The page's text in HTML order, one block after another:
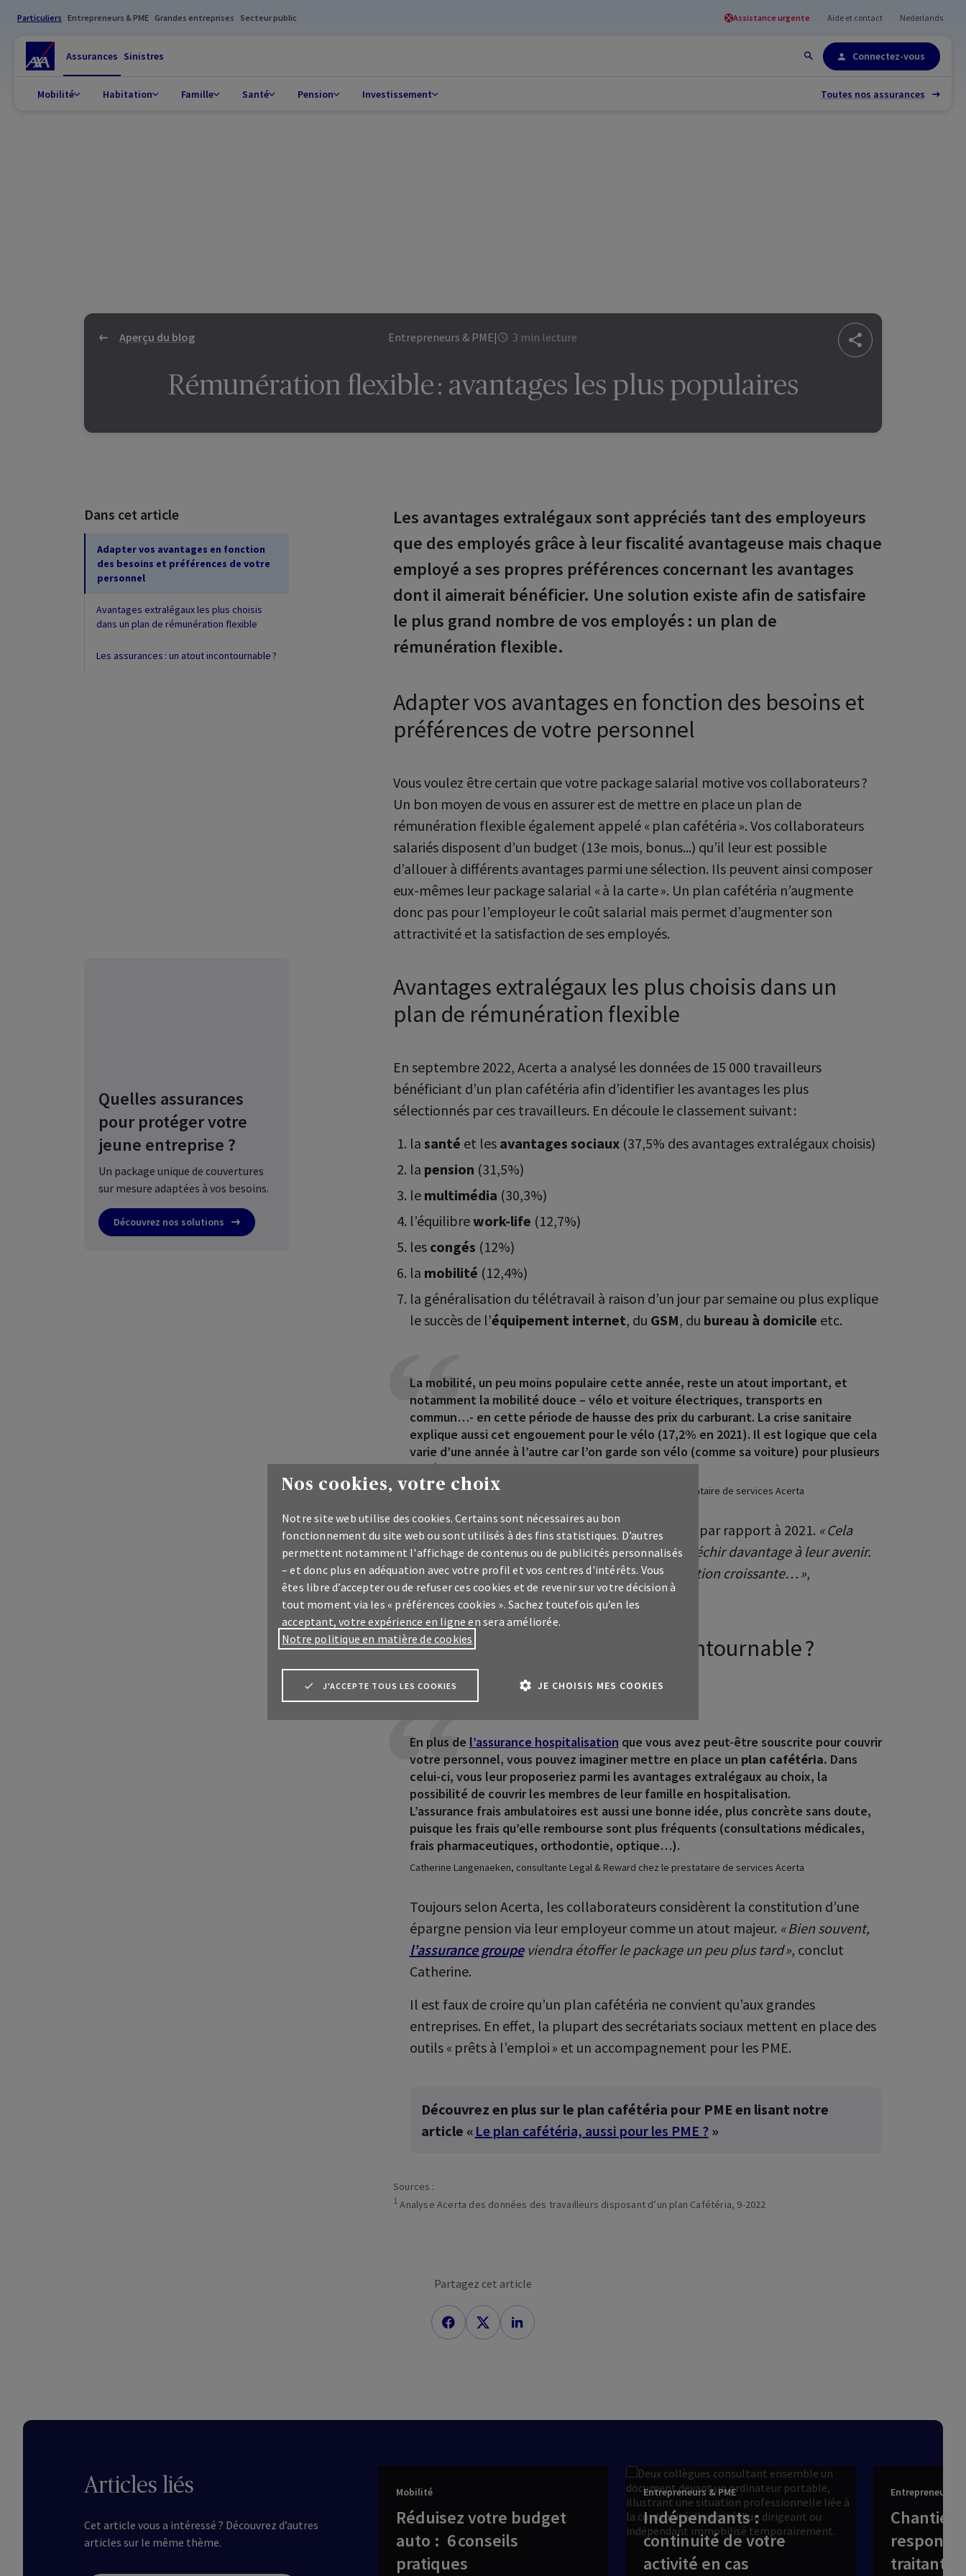
Particuliers Entrepreneurs & PME Grandes entreprises Secteur public Assistance urgente Aide et contact Nederlands
Assurances Sinistres Connectez-vous
Mobilité Habitation Famille Santé Pension Investissement Toutes nos assurances
Tout sur vos assurances en tant
Que pouvez-vous faire dans votre espace client
Découvrez-le sans tarder
AXA Pro
Tout sur vos assurances
Benefits
Gérez les assurances collectives
souscrites pour vos employés
Gérez vos assurances santé
Découvrez les services en ligne pour votre
entreprise, vous-même et vos employés
Découvrez-le sans tarder
Aperçu du blog Entrepreneurs & PME| 3 min lecture
Rémunération flexible : avantages les plus populaires
Dans cet article
Adapter vos avantages en fonction
des besoins et préférences de votre
personnel
Avantages extralégaux les plus choisis
dans un plan de rémunération flexible
Les assurances : un atout incontournable ?
Quelles assurances
pour protéger votre
jeune entreprise ?
Un package unique de couvertures
sur mesure adaptées à vos besoins.
Découvrez nos solutions
Les avantages extralégaux sont appréciés tant des employeurs
que des employés grâce à leur fiscalité avantageuse mais chaque
employé a ses propres préférences concernant les avantages
dont il aimerait bénéficier. Une solution existe afin de satisfaire
le plus grand nombre de vos employés : un plan de
rémunération flexible.
Adapter vos avantages en fonction des besoins et
préférences de votre personnel
Vous voulez être certain que votre package salarial motive vos collaborateurs ?
Un bon moyen de vous en assurer est de mettre en place un plan de
rémunération flexible également appelé « plan cafétéria ». Vos collaborateurs
salariés disposent d’un budget (13e mois, bonus...) qu’il leur est possible
d’allouer à différents avantages parmi une sélection. Ils peuvent ainsi composer
eux-mêmes leur package salarial « à la carte ». Un plan cafétéria n’augmente
donc pas pour l’employeur le coût salarial mais permet d’augmenter son
attractivité et la satisfaction de ses employés.
Avantages extralégaux les plus choisis dans un
plan de rémunération flexible
En septembre 2022, Acerta a analysé les données de 15 000 travailleurs
bénéficiant d’un plan cafétéria afin d’identifier les avantages les plus
sélectionnés par ces travailleurs. En découle le classement suivant :
la santé et les avantages sociaux(37,5% des avantages extralégaux choisis)
la pension (31,5%)
le multimédia (30,3%)
l’équilibrework-life (12,7%)
les congés (12%)
la mobilité (12,4%)
la généralisation du télétravail à raison d’un jour par semaine ou plus explique
le succès de l’équipement internet, du GSM, du bureau à domicile etc.
La mobilité, un peu moins populaire cette année, reste un atout important, et
notamment la mobilité douce – vélo et voiture électriques, transports en
commun…- en cette période de hausse des prix du carburant. La crise sanitaire
explique aussi cet engouement pour le vélo (17,2% en 2021). Il est logique que cela
varie d’une année à l’autre car l’on garde son vélo (comme sa voiture) pour plusieurs
années.
Catherine Langenaeken, consultante chez le prestataire de services Acerta
La pension (31,5 %) connaît la plus forte hausse par rapport à 2021. « Cela
prouve que les travailleurs ont commencé à réfléchir davantage à leur avenir.
Causes probables, la crise du coronavirus, l’inflation croissante… »,
commente-t-elle.
Les assurances : un atout incontournable ?
En plus de l’assurance hospitalisation que vous avez peut-être souscrite pour couvrir
votre personnel, vous pouvez imaginer mettre en place un plan cafétéria. Dans
celui-ci, vous leur proposeriez parmi les avantages extralégaux au choix, la
possibilité de couvrir les membres de leur famille en hospitalisation.
L’assurance frais ambulatoires est aussi une bonne idée, plus concrète sans doute,
puisque les frais qu’elle rembourse sont plus fréquents (consultations médicales,
frais pharmaceutiques, orthodontie, optique…).
Catherine Langenaeken, consultante Legal & Reward chez le prestataire de services Acerta
Toujours selon Acerta, les collaborateurs considèrent la constitution d’une
épargne pension via leur employeur comme un atout majeur. « Bien souvent,
l’assurance groupeviendra étoffer le package un peu plus tard », conclut
Catherine.
Il est faux de croire qu’un plan cafétéria ne convient qu’aux grandes
entreprises. En effet, la plupart des secrétariats sociaux mettent en place des
outils « prêts à l’emploi » et un accompagnement pour les PME.
Découvrez en plus sur le plan cafétéria pour PME en lisant notre
article « Le plan cafétéria, aussi pour les PME ?»
Sources :
1 Analyse Acerta des données des travailleurs disposant d’un plan Cafétéria, 9-2022
Partagez cet article
Articles liés
Cet article vous a intéressé ? Découvrez d’autres
articles sur le même thème.
Mobilité
Réduisez votre budget
auto : 6 conseils
pratiques
Entrepreneurs & PME
Indépendants :
continuité de votre
activité en cas
Entrepreneurs &
traitants ?
Nos cookies, votre choix
Notre site web utilise des cookies. Certains sont nécessaires au bon
fonctionnement du site web ou sont utilisés à des fins statistiques. D’autres
permettent notamment l'affichage de contenus ou de publicités personnalisés
– et donc plus en adéquation avec votre profil et vos centres d'intérêts. Vous
êtes libre d’accepter ou de refuser ces cookies et de revenir sur votre décision à
tout moment via les « préférences cookies ». Sachez toutefois qu’en les
acceptant, votre expérience en ligne en sera améliorée.
Notre politique en matière de cookies
J'ACCEPTE TOUS LES COOKIES JE CHOISIS MES COOKIES